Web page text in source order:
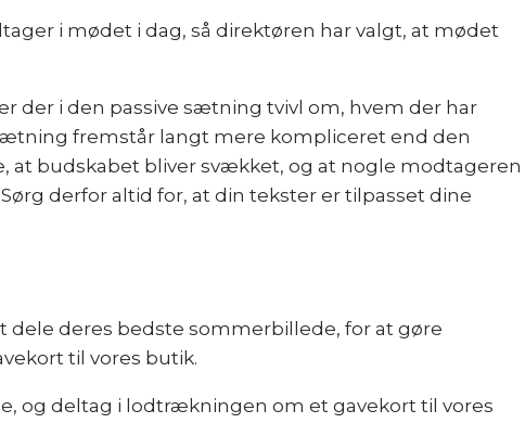
i mødet i dag, så direktøren har valgt, at mødet
der i den passive sætning tvivl om, hvem der har
fremstår langt mere kompliceret end den
at budskabet bliver svækket, og at nogle modtageren
derfor altid for, at din tekster er tilpasset dine
dele deres bedste sommerbillede, for at gøre
til vores butik.
og deltag i lodtrækningen om et gavekort til vores